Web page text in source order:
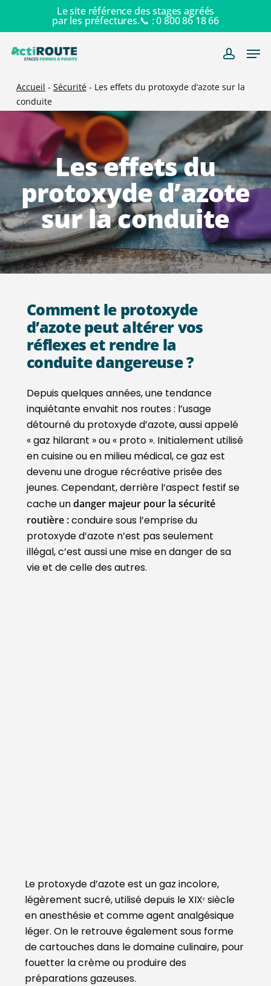
main
content
Le site référence des stages agréés
par les préfectures.📞 :0 800 86 18 66
account
Accueil - Sécurité- Les effets du protoxyde d’azote sur la
conduite
Les effets du
protoxyde d’azote
sur la conduite
Comment le protoxyde
d’azote peut altérer vos
réflexes et rendre la
conduite dangereuse ?
Depuis quelques années, une tendance
inquiétante envahit nos routes : l’usage
détourné du protoxyde d’azote, aussi appelé
« gaz hilarant » ou « proto ». Initialement utilisé
en cuisine ou en milieu médical, ce gaz est
devenu une drogue récréative prisée des
jeunes. Cependant, derrière l’aspect festif se
cache undanger majeur pour la sécurité
routière :conduire sous l’emprise du
protoxyde d’azote n’est pas seulement
illégal, c’est aussi une mise en danger de sa
vie et de celle des autres.
Le protoxyde d’azote est un gaz incolore,
légèrement sucré, utilisé depuis le XIXᵉ siècle
en anesthésie et comme agent analgésique
léger. On le retrouve également sous forme
de cartouches dans le domaine culinaire, pour
fouetter la crème ou produire des
préparations gazeuses.